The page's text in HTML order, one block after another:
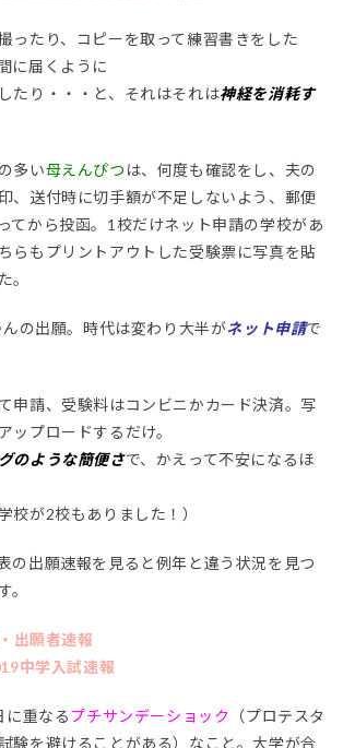
ったり、コピーを取って練習書きをした
に届くように
たり・・・と、それはそれは神経を消耗す
多い母えんぴつ は、何度も確認をし、夫の
、送付時に切手額が不足しないよう、郵便
てから投函。1校だけネット申請の学校があ
らもプリントアウトした受験票に写真を貼
。
の出願。時代は変わり大半がネット申請で
申請、受験料はコンビニかカード決済。写
ップロードするだけ。
のような簡便さで、かえって不安になるほ
校が2校もありました！）
の出願速報を見ると例年と違う状況を見つ
。
出願者速報
中学入試速報
に重なるプチサンデーショック
（プロテスタ
験を避けることがある）なこと。大学が合